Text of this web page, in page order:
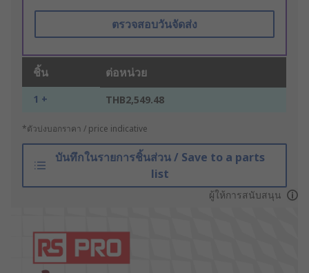
ตรวจสอบวันจัดส่ง
ชิ้น ต่อหน่วย
1 + THB2,549.48
*ตัวบ่งบอกราคา / price indicative
บันทึกในรายการชิ้นส่วน / Save to a parts
list
ผู้ให้การสนับสนุน